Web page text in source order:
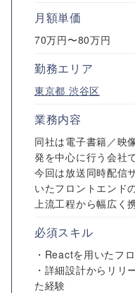
月額単価
70万円〜80万円
勤務エリア
東京都 渋谷区
業務内容
同社は電子書籍／映
発を中心に行う会社
今回は放送同時配信
いたフロントエンド
上流工程から幅広く
必須スキル
・Reactを用いたフ
・詳細設計からリリ
た経験